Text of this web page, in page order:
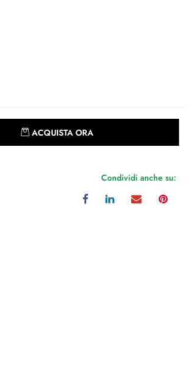
ACQUISTA ORA
Condividi anche su: